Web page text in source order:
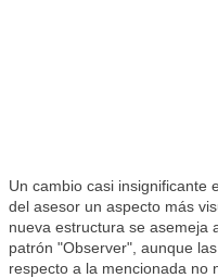
Un cambio casi insignificante
del asesor un aspecto más
nueva estructura se asemeja
patrón "Observer", aunque
respecto a la mencionada no